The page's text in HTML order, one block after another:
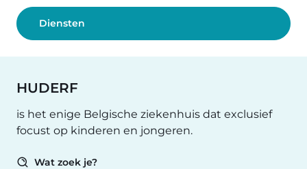
Diensten
HUDERF
is het enige Belgische ziekenhuis dat exclusief
focust op kinderen en jongeren.
Wat zoek je?